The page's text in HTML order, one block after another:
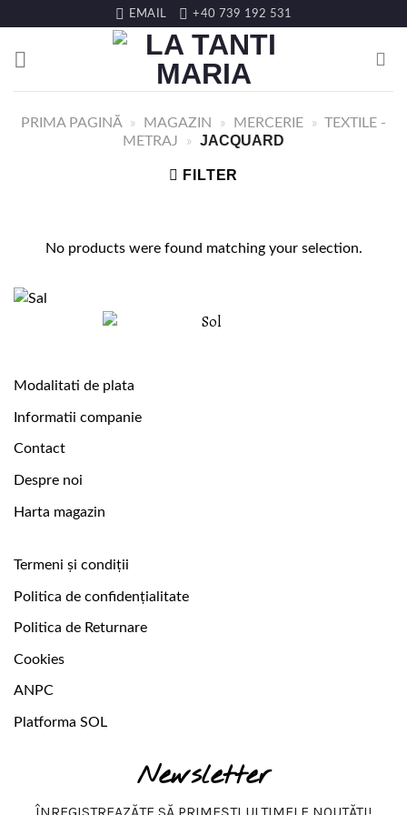
content
EMAIL +40 739 192 531
PRIMA PAGINĂ » MAGAZIN » MERCERIE » TEXTILE -
METRAJ
» JACQUARD
FILTER
No products were found matching your selection.
Modalitati de plata
Informatii companie
Contact
Despre noi
Harta magazin
Termeni și condiții
Politica de confidențialitate
Politica de Returnare
Cookies
ANPC
Platforma SOL
Newsletter
ÎNREGISTREAZĂTE SĂ PRIMEȘTI ULTIMELE NOUTĂȚI!